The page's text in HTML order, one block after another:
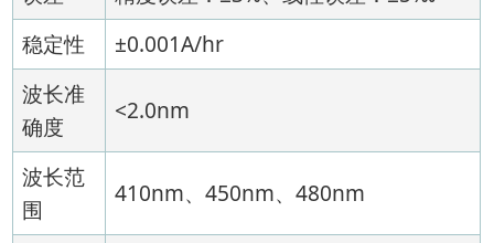
稳定性
±0.001A/hr
波长准
确度
<2.0nm
波长范
围
410nm、450nm、480nm